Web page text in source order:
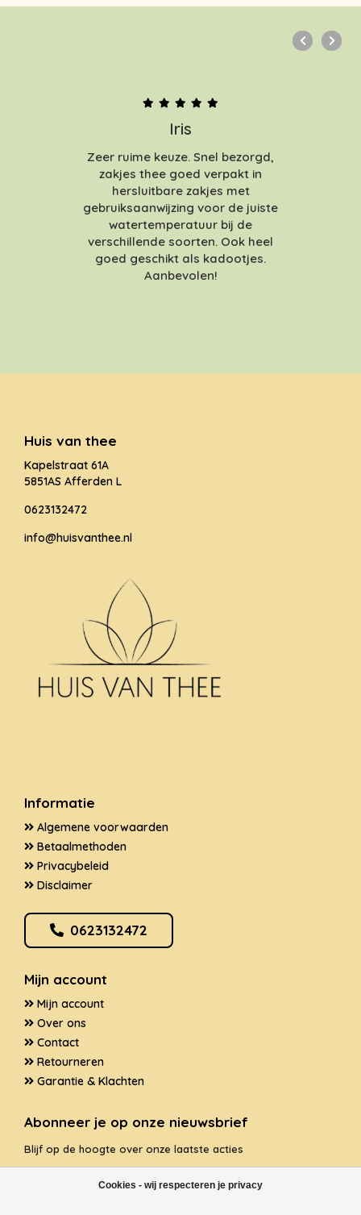
Cookies - wij respecteren je privacy
Iris
Zeer ruime keuze. Snel bezorgd,
zakjes thee goed verpakt in
hersluitbare zakjes met
gebruiksaanwijzing voor de juiste
watertemperatuur bij de
verschillende soorten. Ook heel
goed geschikt als kadootjes.
Aanbevolen!
Huis van thee
Kapelstraat 61A
5851AS Afferden L
0623132472
info@huisvanthee.nl
Informatie
Algemene voorwaarden
Betaalmethoden
Privacybeleid
Disclaimer
0623132472
Mijn account
Mijn account
Over ons
Contact
Retourneren
Garantie & Klachten
Abonneer je op onze nieuwsbrief
Blijf op de hoogte over onze laatste acties